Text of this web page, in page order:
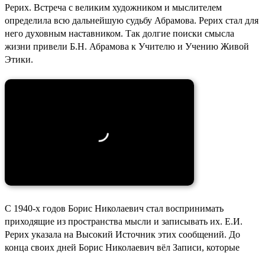
Рерих. Встреча с великим художником и мыслителем
определила всю дальнейшую судьбу Абрамова. Рерих стал для
него духовным наставником. Так долгие поиски смысла
жизни привели Б.Н. Абрамова к Учителю и Учению Живой
Этики.
С 1940-х годов Борис Николаевич стал воспринимать
приходящие из пространства мысли и записывать их. Е.И.
Рерих указала на Высокий Источник этих сообщений. До
конца своих дней Борис Николаевич вёл Записи, которые